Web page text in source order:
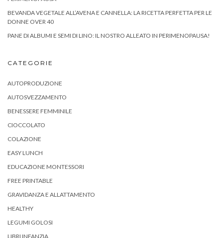
BEVANDA VEGETALE ALL’AVENA E CANNELLA: LA RICETTA PERFETTA PER LE
DONNE OVER 40
PANE DI ALBUMI E SEMI DI LINO: IL NOSTRO ALLEATO IN PERIMENOPAUSA!
CATEGORIE
AUTOPRODUZIONE
AUTOSVEZZAMENTO
BENESSERE FEMMINILE
CIOCCOLATO
COLAZIONE
EASY LUNCH
EDUCAZIONE MONTESSORI
FREE PRINTABLE
GRAVIDANZA E ALLATTAMENTO
HEALTHY
LEGUMI GOLOSI
LIBRI INFANZIA